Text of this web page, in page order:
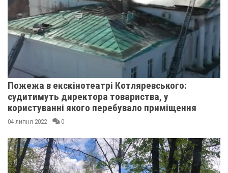
Пожежа в екскінотеатрі Котляревського:
судитимуть директора товариства, у
користуванні якого перебувало приміщення
04 липня 2022 0